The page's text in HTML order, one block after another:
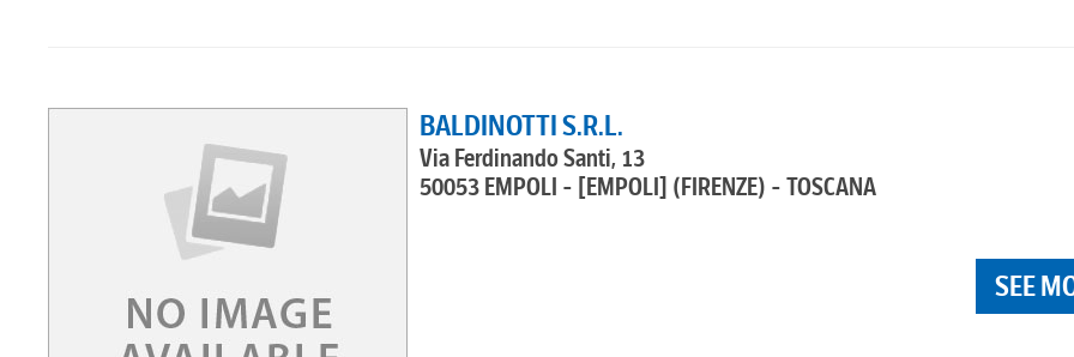
BALDINOTTI S.R.L.
Via Ferdinando Santi, 13
50053 EMPOLI - [EMPOLI] (FIRENZE) - TOSCANA
SEE